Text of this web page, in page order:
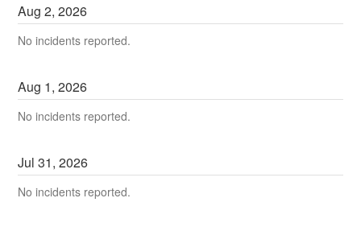
Aug2,2026
No incidents reported.
Aug 1,2026
No incidents reported.
Jul31,2026
No incidents reported.